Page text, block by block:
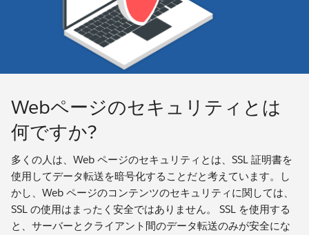
Webページのセキュリティとは
何ですか?
多くの人は、Web ページのセキュリティとは、SSL 証明書を
使用してデータ転送を暗号化することだと考えています。し
かし、Web ページのコンテンツのセキュリティに関しては、
SSL の使用はまったく安全ではありません。 SSL を使用する
と、サーバーとクライアント間のデータ転送のみが安全にな